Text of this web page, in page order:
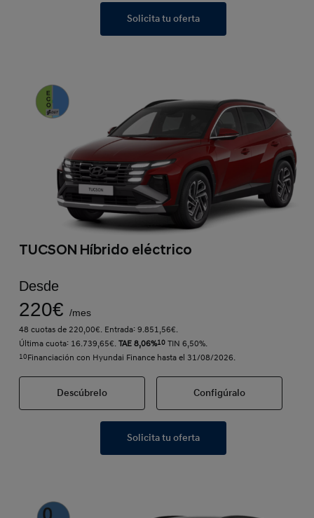
Solicita tu oferta
TUCSON Híbrido eléctrico
Desde
220€ /mes
48 cuotas de 220,00€. Entrada: 9.851,56€.
Última cuota: 16.739,65€. TAE 8,06%10TIN 6,50%.
10Financiación con Hyundai Finance hasta el 31/08/2026.
Descúbrelo Configúralo
Solicita tu oferta